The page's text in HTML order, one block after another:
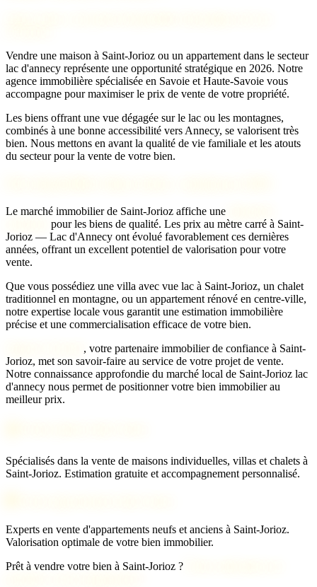
Vendre une maison à Saint-Jorioz ou un appartement dans le secteur
lac d'annecy représente une opportunité stratégique en 2026. Notre
agence immobilière spécialisée en Savoie et Haute-Savoie vous
accompagne pour maximiser le prix de vente de votre propriété.
Les biens offrant une vue dégagée sur le lac ou les montagnes,
combinés à une bonne accessibilité vers Annecy, se valorisent très
bien. Nous mettons en avant la qualité de vie familiale et les atouts
du secteur pour la vente de votre bien.
Le marché immobilier de Saint-Jorioz affiche une
pour les biens de qualité. Les prix au mètre carré à Saint-
Jorioz — Lac d'Annecy ont évolué favorablement ces dernières
années, offrant un excellent potentiel de valorisation pour votre
vente.
Que vous possédiez une villa avec vue lac à Saint-Jorioz, un chalet
traditionnel en montagne, ou un appartement rénové en centre-ville,
notre expertise locale vous garantit une estimation immobilière
précise et une commercialisation efficace de votre bien.
, votre partenaire immobilier de confiance à Saint-
Jorioz, met son savoir-faire au service de votre projet de vente.
Notre connaissance approfondie du marché local de Saint-Jorioz lac
d'annecy nous permet de positionner votre bien immobilier au
meilleur prix.
Spécialisés dans la vente de maisons individuelles, villas et chalets à
Saint-Jorioz. Estimation gratuite et accompagnement personnalisé.
Experts en vente d'appartements neufs et anciens à Saint-Jorioz.
Valorisation optimale de votre bien immobilier.
Prêt à vendre votre bien à Saint-Jorioz ?